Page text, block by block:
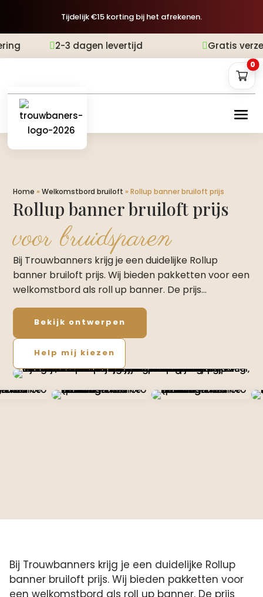
Tijdelijk €15 korting bij het afrekenen.
3 dagen levertijd Gratis verzending 
0
Home »Welkomstbord bruiloft »Rollup banner bruiloft prijs
Rollup banner bruiloft prijs
voor bruidsparen
Bij Trouwbanners krijg je een duidelijke Rollup
banner bruiloft prijs. Wij bieden pakketten voor een
welkomstbord als roll up banner. De prijs…
Bekijk ontwerpen
Help mij kiezen
Bij Trouwbanners krijg je een duidelijke Rollup
banner bruiloft prijs. Wij bieden pakketten voor
een welkomstbord als roll up banner. De prijs